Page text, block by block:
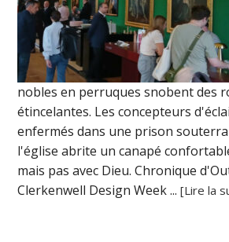
nobles en perruques snobent des
étincelantes. Les concepteurs
enfermés dans une prison
l'église abrite un canapé
mais pas avec Dieu. Chronique
Clerkenwell Design Week ...[Lire la